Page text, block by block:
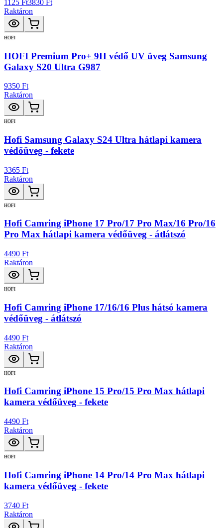
1125 Ft3830 Ft
Raktáron
HOFI
HOFI Premium Pro+ 9H védő UV üveg Samsung
Galaxy S20 Ultra G987
9350 Ft
Raktáron
HOFI
Hofi Samsung Galaxy S24 Ultra hátlapi kamera
védőüveg - fekete
3365 Ft
Raktáron
HOFI
Hofi Camring iPhone 17 Pro/17 Pro Max/16 Pro/16
Pro Max hátlapi kamera védőüveg - átlátszó
4490 Ft
Raktáron
HOFI
Hofi Camring iPhone 17/16/16 Plus hátsó kamera
védőüveg - átlátszó
4490 Ft
Raktáron
HOFI
Hofi Camring iPhone 15 Pro/15 Pro Max hátlapi
kamera védőüveg - fekete
4490 Ft
Raktáron
HOFI
Hofi Camring iPhone 14 Pro/14 Pro Max hátlapi
kamera védőüveg - fekete
3740 Ft
Raktáron